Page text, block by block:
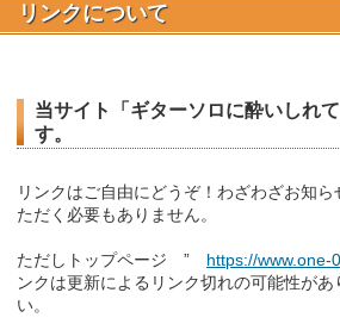
リンクについて
当サイト「ギターソロに酔いしれ
す。
リンクはご自由にどうぞ！わざわざお知
ただく必要もありません。
ただしトップページ ” https://www.one-
ンクは更新によるリンク切れの可能性があ
い。